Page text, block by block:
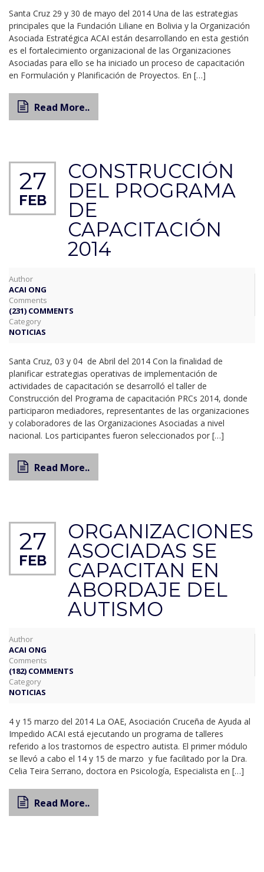
Santa Cruz 29 y 30 de mayo del 2014 Una de las estrategias
principales que la Fundación Liliane en Bolivia y la Organización
Asociada Estratégica ACAI están desarrollando en esta gestión
es el fortalecimiento organizacional de las Organizaciones
Asociadas para ello se ha iniciado un proceso de capacitación
en Formulación y Planificación de Proyectos. En […]
Read More..
27
FEB
CONSTRUCCIÓN
DEL PROGRAMA
DE
CAPACITACIÓN
2014
Author
ACAI ONG
Comments
(231) COMMENTS
Category
NOTICIAS
Santa Cruz, 03 y 04 de Abril del 2014 Con la finalidad de
planificar estrategias operativas de implementación de
actividades de capacitación se desarrolló el taller de
Construcción del Programa de capacitación PRCs 2014, donde
participaron mediadores, representantes de las organizaciones
y colaboradores de las Organizaciones Asociadas a nivel
nacional. Los participantes fueron seleccionados por […]
Read More..
27
FEB
ORGANIZACIONES
ASOCIADAS SE
CAPACITAN EN
ABORDAJE DEL
AUTISMO
Author
ACAI ONG
Comments
(182) COMMENTS
Category
NOTICIAS
4 y 15 marzo del 2014 La OAE, Asociación Cruceña de Ayuda al
Impedido ACAI está ejecutando un programa de talleres
referido a los trastornos de espectro autista. El primer módulo
se llevó a cabo el 14 y 15 de marzo y fue facilitado por la Dra.
Celia Teira Serrano, doctora en Psicología, Especialista en […]
Read More..